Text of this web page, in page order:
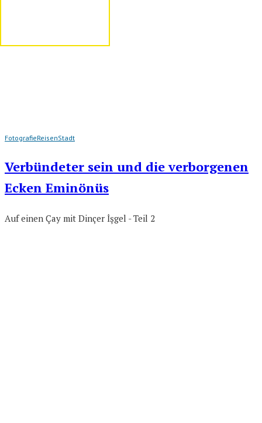
FotografieReisenStadt
Verbündeter sein und die verborgenen
Ecken Eminönüs
Auf einen Çay mit Dinçer İşgel - Teil 2